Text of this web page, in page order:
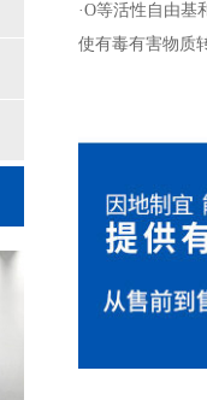
·O等活性自由
使有毒有害物质